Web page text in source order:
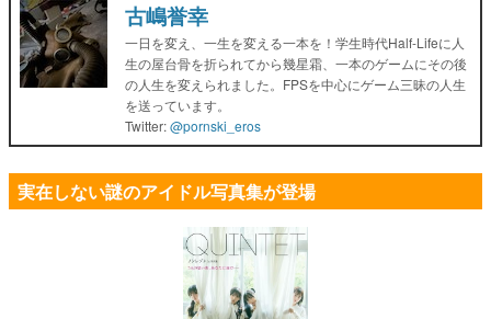
古嶋誉幸
一日を変え、一生を変える一本を！学生時代Half-Lifeに人
生の屋台骨を折られてから幾星霜、一本のゲームにその後
の人生を変えられました。FPSを中心にゲーム三昧の人生
を送っています。
Twitter:@pornski_eros
実在しない謎のアイドル写真集が登場